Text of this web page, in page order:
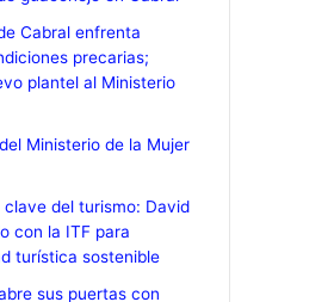
Cabral enfrenta
precarias;
plantel al Ministerio
Ministerio de la Mujer
del turismo: David
con la ITF para
turística sostenible
sus puertas con